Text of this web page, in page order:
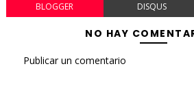
BLOGGER DISQUS
NO HAY
Publicar un comentario